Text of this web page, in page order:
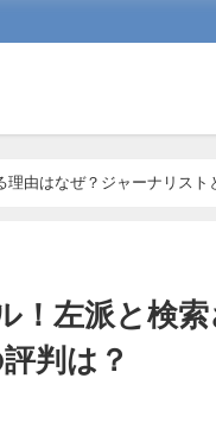
由はなぜ？ジャーナリスト
！左派と検
判は？